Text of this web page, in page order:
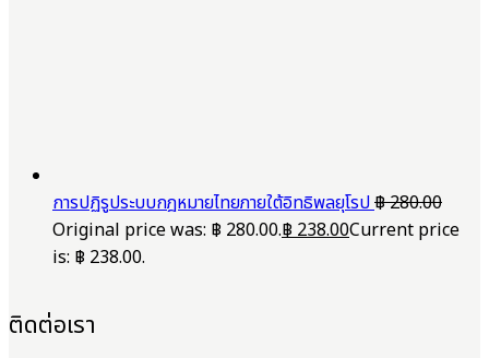
การปฏิรูประบบกฎหมายไทยภายใต้อิทธิพลยุโรป฿280.00
Original price was: ฿ 280.00.฿238.00Current price
is: ฿ 238.00.
ติดต่อเรา